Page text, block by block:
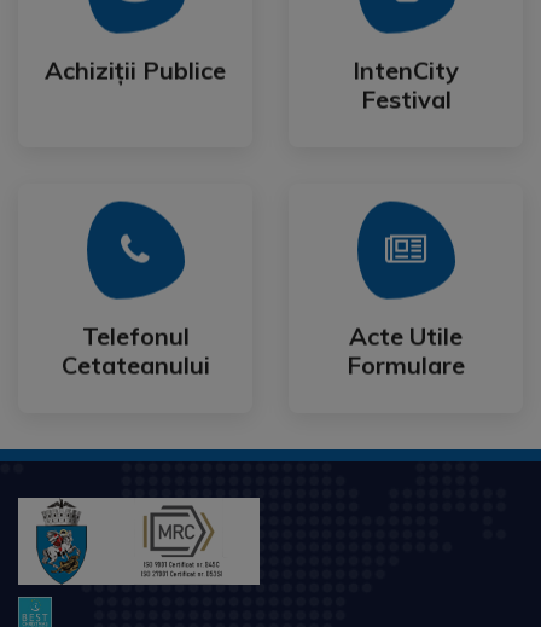
Achiziții Publice
Achiziții Publice
IntenCity
Festival
IntenCity
Festival
Telefonul
Cetateanului
Telefonul
Cetateanului
Mai Mult
Acte Utile
Formulare
Acte Utile
Formulare
Mai Mult